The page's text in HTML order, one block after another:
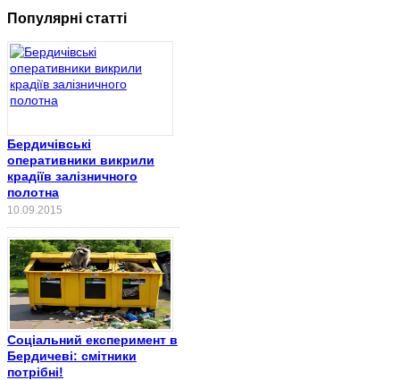
Популярні статті
Бердичівські
оперативники викрили
крадіїв залізничного
полотна
10.09.2015
Соціальний експеримент в
Бердичеві: смітники
потрібні!